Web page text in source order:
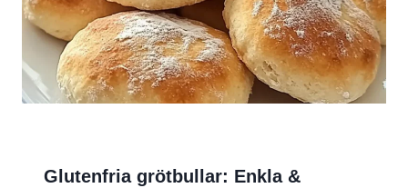
Glutenfria grötbullar: Enkla &